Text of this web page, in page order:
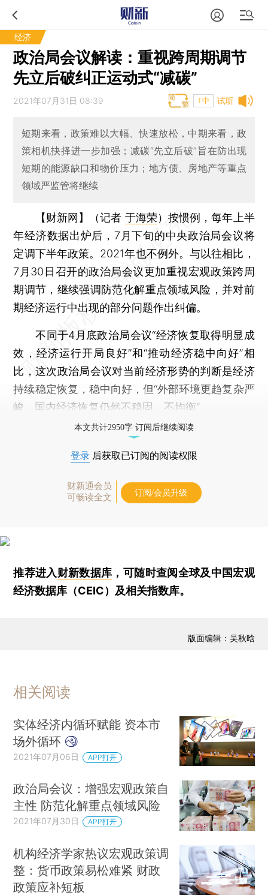
经济
政治局会议解读：重视跨周期调节
先立后破纠正运动式“减碳”
试听
2021年07月31日 08:39 T中
短期来看，政策难以大幅、快速放松，中期来看，政
策相机抉择进一步加强；减碳“先立后破”旨在防出现
短期的能源缺口和物价压力；地方债、房地产等重点
领域严监管将继续
【财新网】（记者 于海荣） 按惯例，每年上半
年经济数据出炉后，7月下旬的中央政治局会议将
定调下半年政策。2021年也不例外。与以往相比，
7月30日召开的政治局会议更加重视宏观政策跨周
期调节，继续强调防范化解重点领域风险，并对前
期经济运行中出现的部分问题作出纠偏。
不同于4月底政治局会议“经济恢复取得明显成
效，经济运行开局良好”和“推动经济稳中向好”相
比，这次政治局会议对当前经济形势的判断是经济
持续稳定恢复，稳中向好，但“外部环境更趋复杂严
峻，国内经济恢复仍然不稳固、不均衡”。
本文共计2950字 订阅后继续阅读
登录 后获取已订阅的阅读权限
财新通会员
可畅读全文
订阅/会员升级
推荐进入财新数据库 ，可随时查阅全球及中国宏观
经济数据库（CEIC）及相关指数库。
版面编辑：吴秋晗
相关阅读
实体经济内循环赋能 资本市
场外循环
2021年07月06日 APP打开
政治局会议：增强宏观政策自
主性 防范化解重点领域风险
2021年07月30日 APP打开
机构经济学家热议宏观政策调
整：货币政策易松难紧 财政
政策应补短板